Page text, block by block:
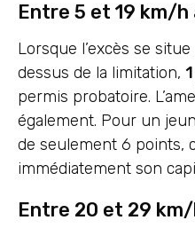
Entre 5 et 19 km/h
Lorsque l’excès se
dessus de la limitation,
permis probatoire.
également. Pour un
de seulement 6 points,
immédiatement son
Entre 20 et 29